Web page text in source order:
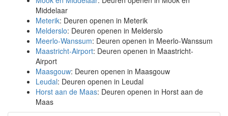
Middelaar
Meterik: Deuren openen in Meterik
Melderslo: Deuren openen in Melderslo
Meerlo-Wanssum: Deuren openen in Meerlo-Wanssum
Maastricht-Airport: Deuren openen in Maastricht-
Airport
Maasgouw: Deuren openen in Maasgouw
Leudal: Deuren openen in Leudal
Horst aan de Maas: Deuren openen in Horst aan de
Maas